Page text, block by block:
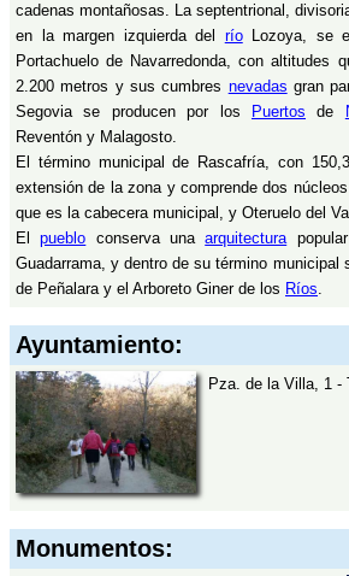
cadenas montañosas. La septentrional,
en la margen izquierda del ríoLozoya, se
Portachuelo de Navarredonda, con altitudes
2.200 metros y sus cumbres nevadas gran
Segovia se producen por los
Puertos de
Reventón y Malagosto.
El término municipal de Rascafría, con
extensión de la zona y comprende dos
que es la cabecera municipal, y Oteruelo del
Elpueblo conserva unaarquitectura
Guadarrama, y dentro de su término municipal
de Peñalara y el Arboreto Giner de los Ríos.
Ayuntamiento:
Pza. de la Villa, 1 -
Monumentos: